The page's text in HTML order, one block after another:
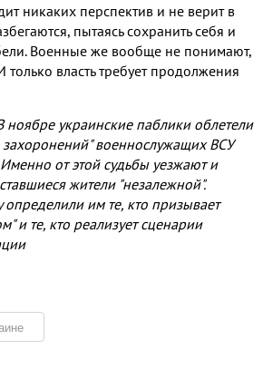
никаких перспектив и не верит в
пытаясь сохранить себя и
Военные же вообще не понимают,
только власть требует продолжения
ноябре украинские паблики облетели
военнослужащих ВСУ
от этой судьбы уезжают и
жители "незалежной".
им те, кто призывает
и те, кто реализует сценарии